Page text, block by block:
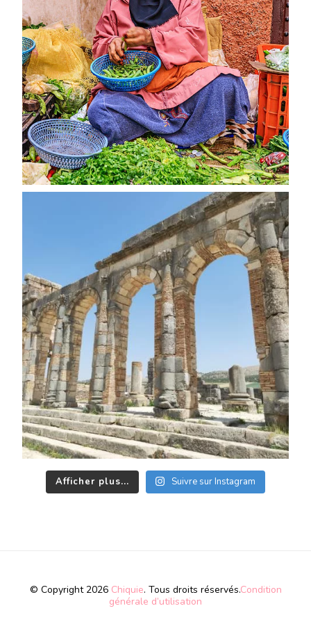
Afficher plus... Suivre sur Instagram
© Copyright 2026 Chiquie. Tous droits réservés.Condition
générale d’utilisation